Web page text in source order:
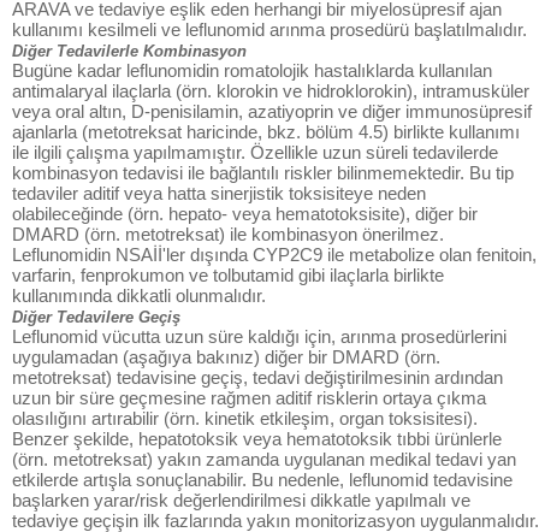
ARAVA ve tedaviye eşlik eden herhangi bir miyelosüpresif ajan
kullanımı kesilmeli ve leflunomid arınma prosedürü başlatılmalıdır.
Diğer Tedavilerle Kombinasyon
Bugüne kadar leflunomidin romatolojik hastalıklarda kullanılan
antimalaryal ilaçlarla (örn. klorokin ve hidroklorokin), intramusküler
veya oral altın, D-penisilamin, azatiyoprin ve diğer immunosüpresif
ajanlarla (metotreksat haricinde, bkz. bölüm 4.5) birlikte kullanımı
ile ilgili çalışma yapılmamıştır. Özellikle uzun süreli tedavilerde
kombinasyon tedavisi ile bağlantılı riskler bilinmemektedir. Bu tip
tedaviler aditif veya hatta sinerjistik toksisiteye neden
olabileceğinde (örn. hepato- veya hematotoksisite), diğer bir
DMARD (örn. metotreksat) ile kombinasyon önerilmez.
Leflunomidin NSAİİ'ler dışında CYP2C9 ile metabolize olan fenitoin,
varfarin, fenprokumon ve tolbutamid gibi ilaçlarla birlikte
kullanımında dikkatli olunmalıdır.
Diğer Tedavilere Geçiş
Leflunomid vücutta uzun süre kaldığı için, arınma prosedürlerini
uygulamadan (aşağıya bakınız) diğer bir DMARD (örn.
metotreksat) tedavisine geçiş, tedavi değiştirilmesinin ardından
uzun bir süre geçmesine rağmen aditif risklerin ortaya çıkma
olasılığını artırabilir (örn. kinetik etkileşim, organ toksisitesi).
Benzer şekilde, hepatotoksik veya hematotoksik tıbbi ürünlerle
(örn. metotreksat) yakın zamanda uygulanan medikal tedavi yan
etkilerde artışla sonuçlanabilir. Bu nedenle, leflunomid tedavisine
başlarken yarar/risk değerlendirilmesi dikkatle yapılmalı ve
tedaviye geçişin ilk fazlarında yakın monitorizasyon uygulanmalıdır.